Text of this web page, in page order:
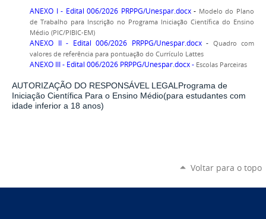
ANEXO I - Edital 006/2026 PRPPG/Unespar.docx- Modelo do Plano
de Trabalho para Inscrição no Programa Iniciação Científica do Ensino
Médio (PIC/PIBIC-EM)
ANEXO II - Edital 006/2026 PRPPG/Unespar.docx - Quadro com
valores de referência para pontuação do Currículo Lattes
ANEXO III - Edital 006/2026 PRPPG/Unespar.docx- Escolas Parceiras
AUTORIZAÇÃO DO RESPONSÁVEL LEGALPrograma de
Iniciação Científica Para o Ensino Médio(para estudantes com
idade inferior a 18 anos)
Voltar para o topo